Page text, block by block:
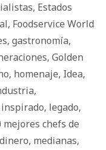
, Estados
, Foodservice World
, gastronomía,
, Golden
, homenaje, Idea,
,
inspirado, legado,
mejores chefs de
, medianas,